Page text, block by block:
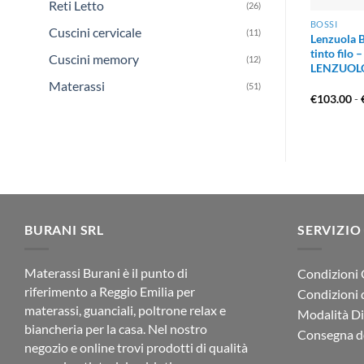
Reti Letto (26)
Cuscini cervicale (11)
Cuscini memory (12)
Materassi (51)
BOSSI
Lenzuola
tinto filo –
€103.00-
BURANI SRL
Materassi Burani è il punto di
riferimento a Reggio Emilia per
materassi, guanciali, poltrone relax e
biancheria per la casa. Nel nostro
negozio e online trovi prodotti di qualità
Condizioni
Condizioni
Modalità
Consegna